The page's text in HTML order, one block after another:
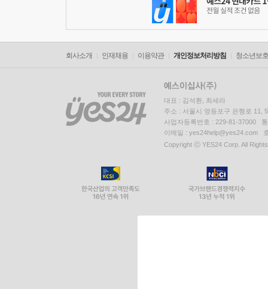
회사소개 인재채용 이용약관 개인정보처리방침 청소년보
대표 : 김석환, 최세라
주소 : 서울시 영등포구 은행로 11,
사업자등록번호 : 229-81-37000
이메일 : yes24help@yes24.com
Copyright ⓒ YES24 Corp. All